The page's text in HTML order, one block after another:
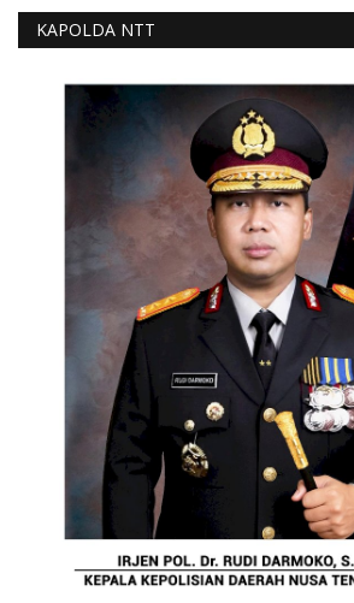
KAPOLDA NTT